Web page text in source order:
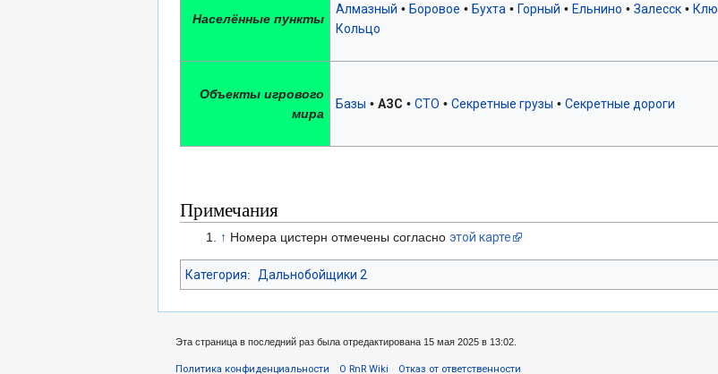
Населённые пункты
Алмазный • Боровое • Бухта • Горный • Ельнино • Залесск•
Кольцо
Объекты игрового
мира
Базы • АЗС • СТО • Секретные грузы • Секретные дороги
Примечания
↑ Номера цистерн отмечены согласно этой карте
Категория: Дальнобойщики 2
Эта страница в последний раз была отредактирована 15 мая 2025 в 13:02.
Политика конфиденциальности О RnR Wiki Отказ от ответственности